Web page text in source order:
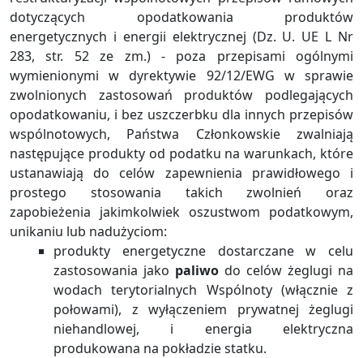
dotyczących opodatkowania produktów
energetycznych i energii elektrycznej (Dz. U. UE L Nr
283, str. 52 ze zm.) - poza przepisami ogólnymi
wymienionymi w dyrektywie 92/12/EWG w sprawie
zwolnionych zastosowań produktów podlegających
opodatkowaniu, i bez uszczerbku dla innych przepisów
wspólnotowych, Państwa Członkowskie zwalniają
następujące produkty od podatku na warunkach, które
ustanawiają do celów zapewnienia prawidłowego i
prostego stosowania takich zwolnień oraz
zapobieżenia jakimkolwiek oszustwom podatkowym,
unikaniu lub nadużyciom:
produkty energetyczne dostarczane w celu
zastosowania jako paliwo do celów żeglugi na
wodach terytorialnych Wspólnoty (włącznie z
połowami), z wyłączeniem prywatnej żeglugi
niehandlowej, i energia elektryczna
produkowana na pokładzie statku.